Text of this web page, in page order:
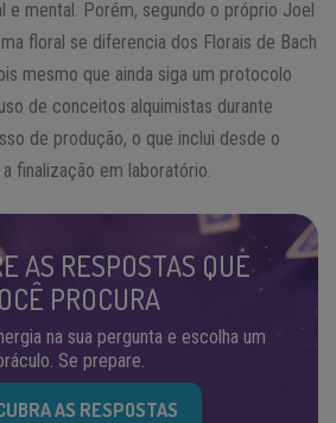
e mental. Porém, segundo o próprio Joel
floral se diferencia dos Florais de Bach
mesmo que ainda siga um protocolo
de conceitos alquimistas durante
de produção, o que inclui desde o
finalização em laboratório.
AS RESPOSTAS QUE
PROCURA
na sua pergunta e escolha um
Se prepare.
AS RESPOSTAS